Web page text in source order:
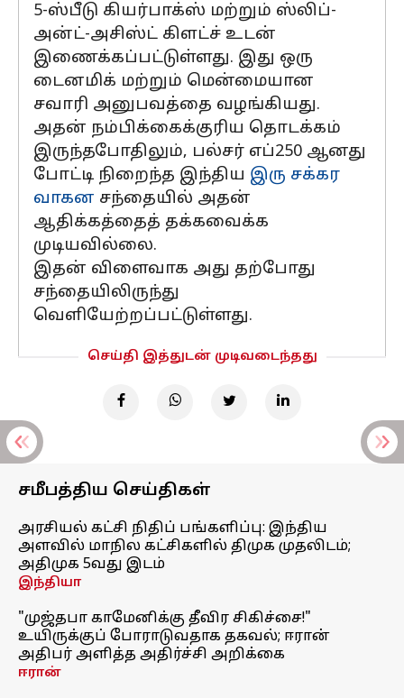
5-ஸ்பீடு கியர்பாக்ஸ் மற்றும் ஸ்லிப்-
அன்ட்-அசிஸ்ட் கிளட்ச் உடன்
இணைக்கப்பட்டுள்ளது. இது ஒரு
டைனமிக் மற்றும் மென்மையான
சவாரி அனுபவத்தை வழங்கியது.
அதன் நம்பிக்கைக்குரிய தொடக்கம்
இருந்தபோதிலும், பல்சர் எப்250 ஆனது
போட்டி நிறைந்த இந்திய இரு சக்கர
வாகன சந்தையில் அதன்
ஆதிக்கத்தைத் தக்கவைக்க
முடியவில்லை.
இதன் விளைவாக அது தற்போது
சந்தையிலிருந்து
வெளியேற்றப்பட்டுள்ளது.
செய்தி இத்துடன் முடிவடைந்தது
சமீபத்திய செய்திகள்
அரசியல் கட்சி நிதிப் பங்களிப்பு: இந்திய
அளவில் மாநில கட்சிகளில் திமுக முதலிடம்;
அதிமுக 5வது இடம்
இந்தியா
"முஜ்தபா காமேனிக்கு தீவிர சிகிச்சை!"
உயிருக்குப் போராடுவதாக தகவல்; ஈரான்
அதிபர் அளித்த அதிர்ச்சி அறிக்கை
ஈரான்